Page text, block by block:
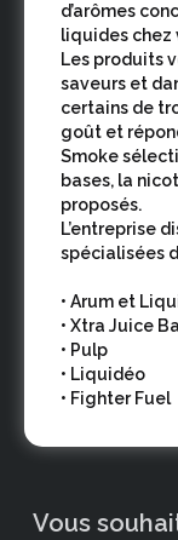
d’arômes
liquides
Les produits
saveurs et
certains de
goût et
Smoke
bases, la
proposés.
L’entreprise
spécialisées
• Arum et
• Xtra Juice
• Pulp
• Liquidéo
• Fighter Fuel
Vous